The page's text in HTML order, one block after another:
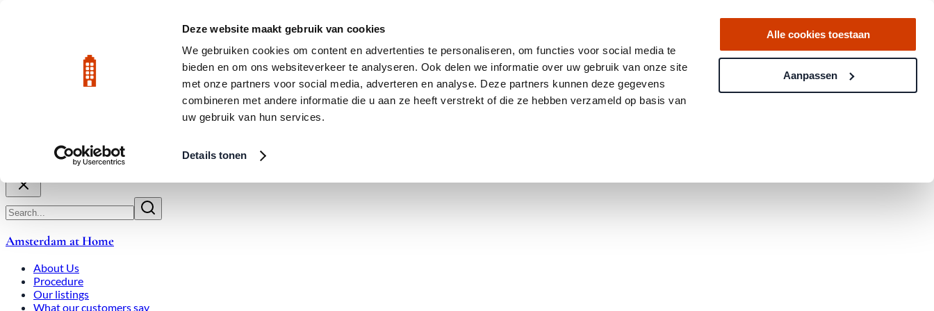
Deze website maakt gebruik van cookies
We gebruiken cookies om content en advertenties te personaliseren, om functies voor social media te
bieden en om ons websiteverkeer te analyseren. Ook delen we informatie over uw gebruik van onze site
met onze partners voor social media, adverteren en analyse. Deze partners kunnen deze gegevens
combineren met andere informatie die u aan ze heeft verstrekt of die ze hebben verzameld op basis van
uw gebruik van hun services.
Details tonen
Alle cookies toestaan
Aanpassen
City Center: Average price per square meter €9,639 in July 2026
Amsterdam at Home
About Us
Procedure
Our listings
What our customers say